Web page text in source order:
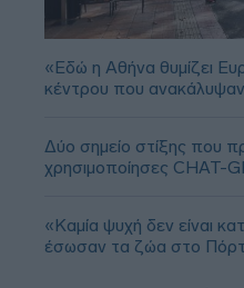
«Εδώ η Αθήνα θυμίζει
κέντρου που
Δύο σημείο στίξης που
χρησιμοποίησες CHAT-
«Καμία ψυχή δεν είναι
έσωσαν τα ζώα στο